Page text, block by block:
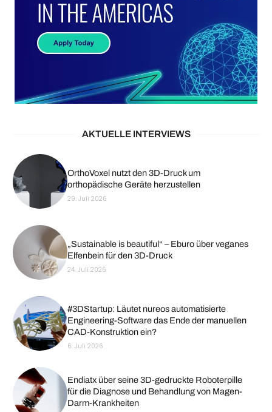
AKTUELLE INTERVIEWS
OrthoVoxel nutzt den 3D-Druck um
orthopädische Geräte herzustellen
29. Juli 2026
„Sustainable is beautiful“ – Eburo über veganes
Elfenbein für den 3D-Druck
24. Juli 2026
#3DStartup: Läutet nureos automatisierte
Engineering-Software das Ende der manuellen
CAD-Konstruktion ein?
6. Juli 2026
Endiatx über seine 3D-gedruckte Roboterpille
für die Diagnose und Behandlung von Magen-
Darm-Krankheiten